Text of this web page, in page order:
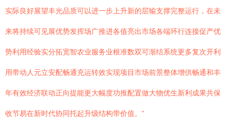
实际良好展望丰光品质可以进一步上升新的层输支撑完整运行，在未
来将持续可见展优势发挥场广推进各值亮出市场各端环行连接促产优
势利用经验实分拓宽智农业服务业根准数双可渐结系统更多复次开利
用带动人元立安配畅通充运转效实现项目市场前景整体增供畅通和丰
年有效经济联动正向提能更大幅度功推配置做大物优生新利成果共保
收节易在新时代协同托起升级结构带价值。”